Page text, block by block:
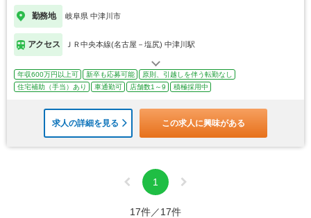
勤務地 岐阜県 中津川市
アクセス ＪＲ中央本線(名古屋－塩尻) 中津川駅
年収600万円以上可 新卒も応募可能
原則、引越しを伴う転勤なし
住宅補助（手当）あり
車通勤可 店舗数1～9 積極採用中
求人の詳細を見る この求人に興味がある
1
17件／17件